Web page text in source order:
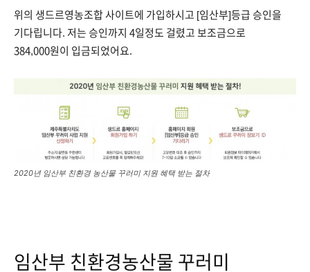
위의 생드르영농조합 사이트에 가입하시고 [임산부]등급 승인을
기다립니다. 저는 승인까지 4일정도 걸렸고 보조금으로
384,000원이 입금되었어요.
2020년 임산부 친환경 농산물 꾸러미 지원 혜택 받는 절차
임산부 친환경농산물 꾸러미